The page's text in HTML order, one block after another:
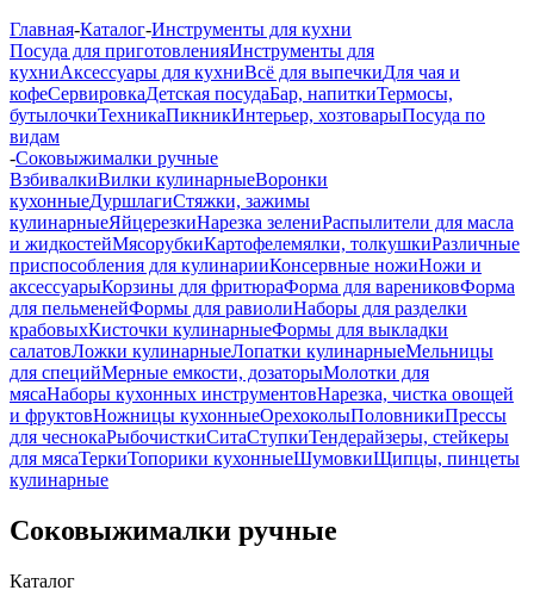
Главная-Каталог-Инструменты для кухни
Посуда для приготовленияИнструменты для
кухниАксессуары для кухниВсё для выпечкиДля чая и
кофеСервировкаДетская посудаБар, напиткиТермосы,
бутылочкиТехникаПикникИнтерьер, хозтоварыПосуда по
видам
-Соковыжималки ручные
ВзбивалкиВилки кулинарныеВоронки
кухонныеДуршлагиСтяжки, зажимы
кулинарныеЯйцерезкиНарезка зелениРаспылители для масла
и жидкостейМясорубкиКартофелемялки, толкушкиРазличные
приспособления для кулинарииКонсервные ножиНожи и
аксессуарыКорзины для фритюраФорма для варениковФорма
для пельменейФормы для равиолиНаборы для разделки
крабовыхКисточки кулинарныеФормы для выкладки
салатовЛожки кулинарныеЛопатки кулинарныеМельницы
для специйМерные емкости, дозаторыМолотки для
мясаНаборы кухонных инструментовНарезка, чистка овощей
и фруктовНожницы кухонныеОрехоколыПоловникиПрессы
для чеснокаРыбочисткиСитаСтупкиТендерайзеры, стейкеры
для мясаТеркиТопорики кухонныеШумовкиЩипцы, пинцеты
кулинарные
Соковыжималки ручные
Каталог